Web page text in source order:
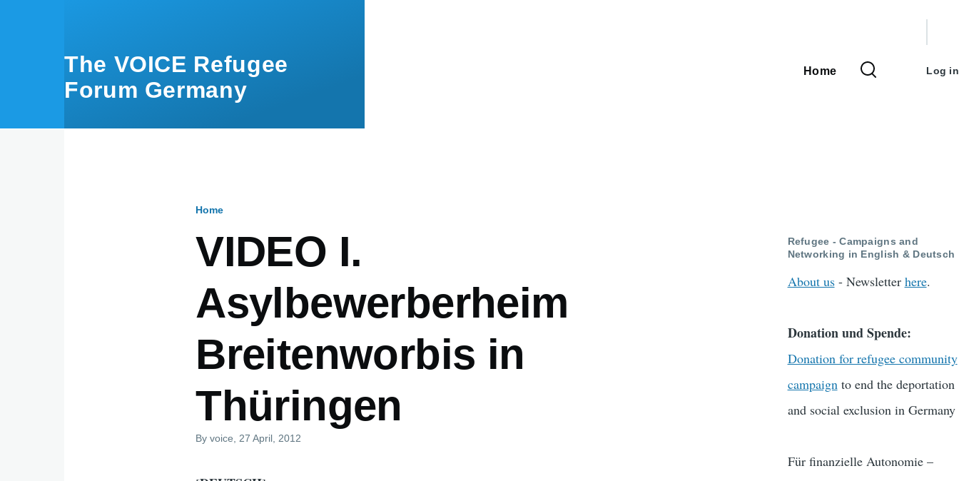
The VOICE Refugee
Forum Germany
Main
Home
menu
Log in
Home
VIDEO I.
Asylbewerberheim
Breitenworbis in
Thüringen
Byvoice , 27 April, 2012
Refugee - Campaigns and
Networking in English & Deutsch
About us- Newsletter here.
Donation und Spende:
Donation for refugee community
campaignto end the deportation
and social exclusion in Germany
Für finanzielle Autonomie –